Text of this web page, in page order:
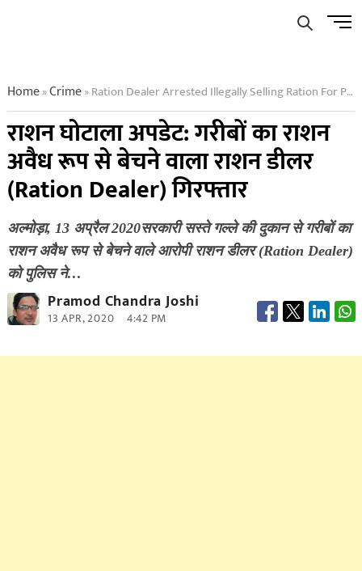
Menu
Home»Crime»Ration Dealer Arrested Illegally Selling Ration For Poor
राशन घोटाला अपडेट: गरीबों का राशन
अवैध रूप से बेचने वाला राशन डीलर
(Ration Dealer) गिरफ्तार
अल्मोड़ा, 13 अप्रैल 2020सरकारी सस्ते गल्ले की दुकान से गरीबों का
राशन अवैध रूप से बेचने वाले आरोपी राशन डीलर (Ration Dealer)
को पुलिस ने…
Pramod Chandra Joshi
13 APR, 2020 4:42 PM